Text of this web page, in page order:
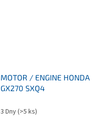
MOTOR / ENGINE HONDA
GX270 SXQ4
3 Dny(>5 ks)